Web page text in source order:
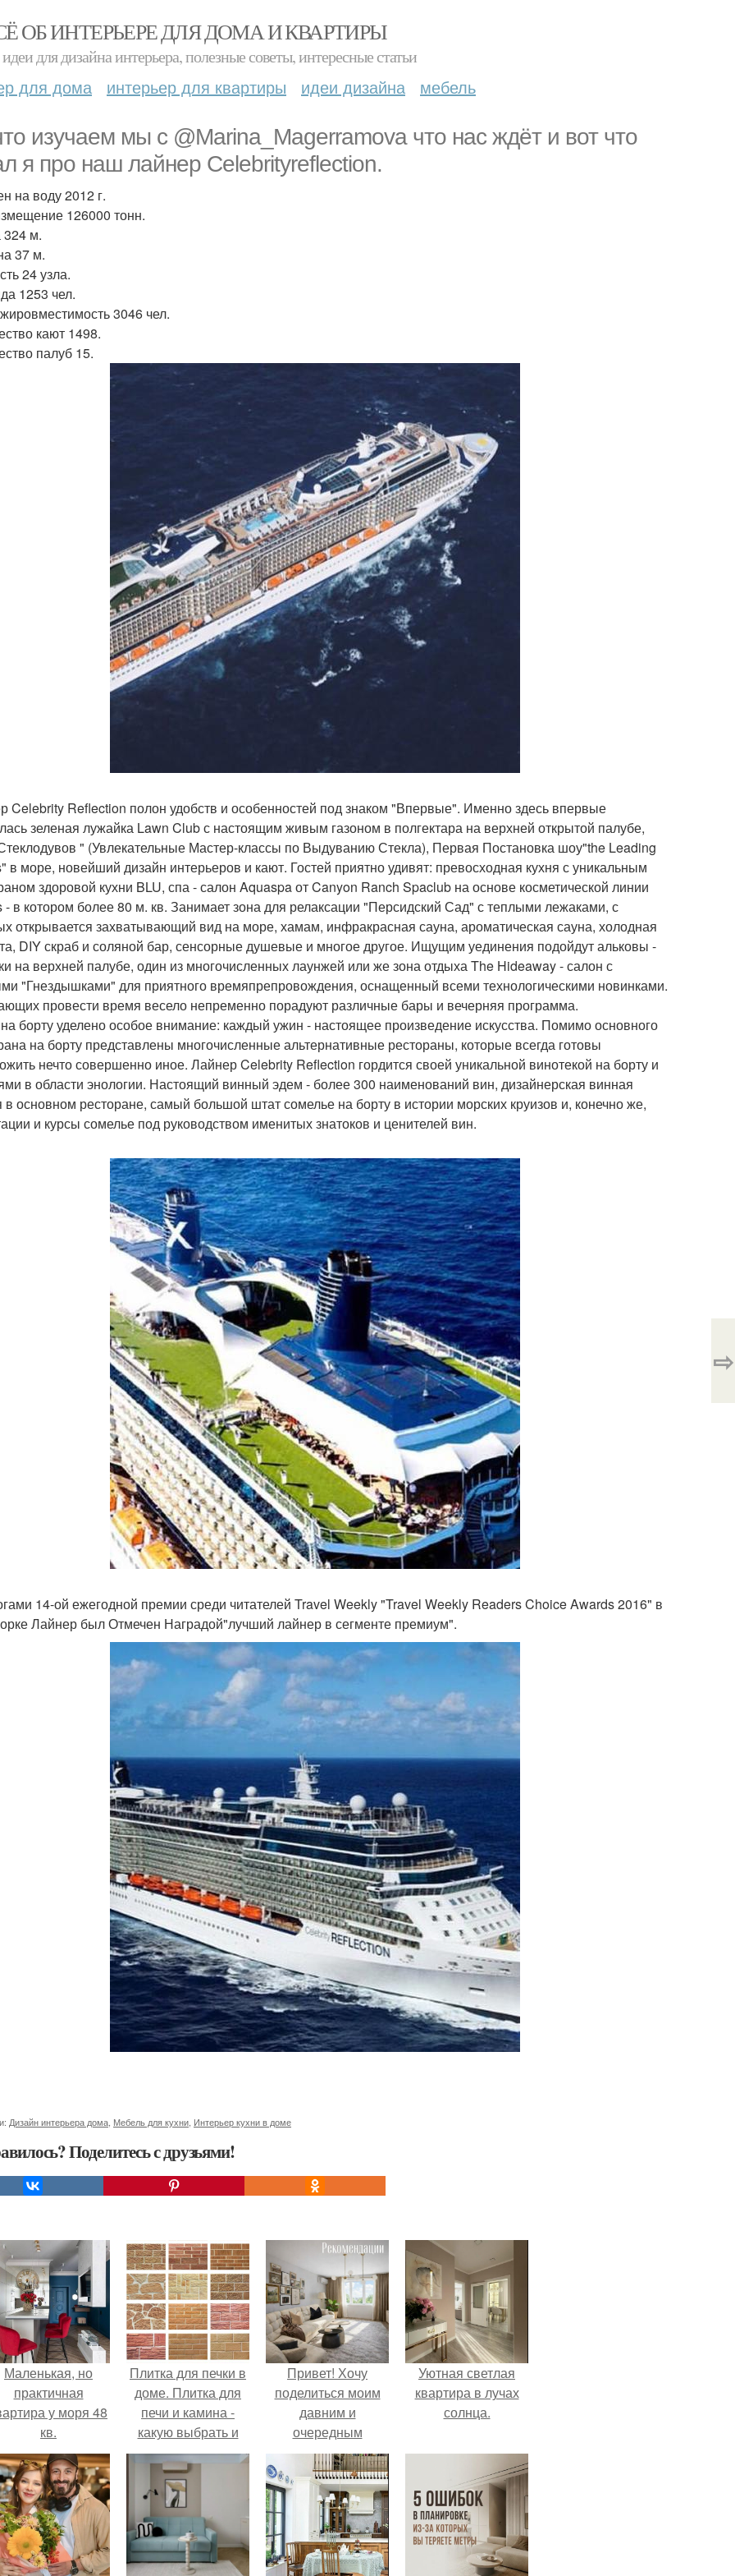
ОБ ИНТЕРЬЕРЕ ДЛЯ ДОМА И КВАРТИРЫ
для дизайна интерьера, полезные советы, интересные статьи
для дома интерьер для квартиры идеи дизайна мебель
изучаем мы с @Marina_Magerramova что нас ждёт и вот что
я про наш лайнер Celebrityreflection.
на воду 2012 г.
126000 тонн.
м.
37 м.
24 узла.
1253 чел.
3046 чел.
кают 1498.
палуб 15.
Celebrity Reflection полон удобств и особенностей под знаком "Впервые". Именно здесь впервые
зеленая лужайка Lawn Club с настоящим живым газоном в полгектара на верхней открытой палубе,
" (Увлекательные Мастер-классы по Выдуванию Стекла), Первая Постановка шоу"the Leading
в море, новейший дизайн интерьеров и кают. Гостей приятно удивят: превосходная кухня с уникальным
здоровой кухни BLU, спа - салон Aquaspa от Canyon Ranch Spaclub на основе косметической линии
- в котором более 80 м. кв. Занимает зона для релаксации "Персидский Сад" с теплыми лежаками, с
открывается захватывающий вид на море, хамам, инфракрасная сауна, ароматическая сауна, холодная
DIY скраб и соляной бар, сенсорные душевые и многое другое. Ищущим уединения подойдут альковы -
на верхней палубе, один из многочисленных лаунжей или же зона отдыха The Hideaway - салон с
"Гнездышками" для приятного времяпрепровождения, оснащенный всеми технологическими новинками.
провести время весело непременно порадуют различные бары и вечерняя программа.
борту уделено особое внимание: каждый ужин - настоящее произведение искусства. Помимо основного
на борту представлены многочисленные альтернативные рестораны, которые всегда готовы
нечто совершенно иное. Лайнер Celebrity Reflection гордится своей уникальной винотекой на борту и
в области энологии. Настоящий винный эдем - более 300 наименований вин, дизайнерская винная
основном ресторане, самый большой штат сомелье на борту в истории морских круизов и, конечно же,
и курсы сомелье под руководством именитых знатоков и ценителей вин.
14-ой ежегодной премии среди читателей Travel Weekly "Travel Weekly Readers Choice Awards 2016" в
Лайнер был Отмечен Наградой"лучший лайнер в сегменте премиум".
Дизайн интерьера дома Мебель для кухни Интерьер кухни в доме
Поделитесь с друзьями!
⇨
Маленькая, но
практичная
у моря 48
кв.
Плитка для печки в
доме. Плитка для
печи и камина -
какую выбрать и
какой лучше
обложить печь в
доме.
Привет! Хочу
поделиться моим
давним и
очередным
неопубликованным
проектом.
Уютная светлая
квартира в лучах
солнца.